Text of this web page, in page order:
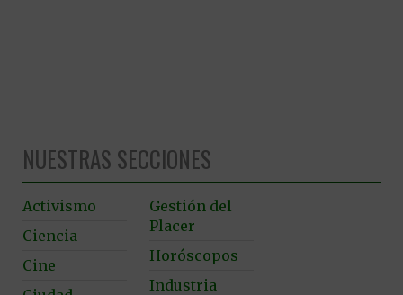
NUESTRAS SECCIONES
Activismo
Ciencia
Cine
Gestión del
Placer
Horóscopos
Industria